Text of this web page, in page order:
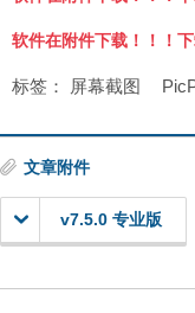
软件在附件下载！！！
标签： 屏幕截图
文章附件
v7.5.0 专业版